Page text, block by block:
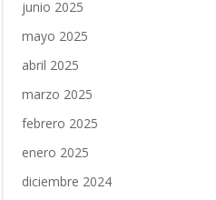
junio 2025
mayo 2025
abril 2025
marzo 2025
febrero 2025
enero 2025
diciembre 2024